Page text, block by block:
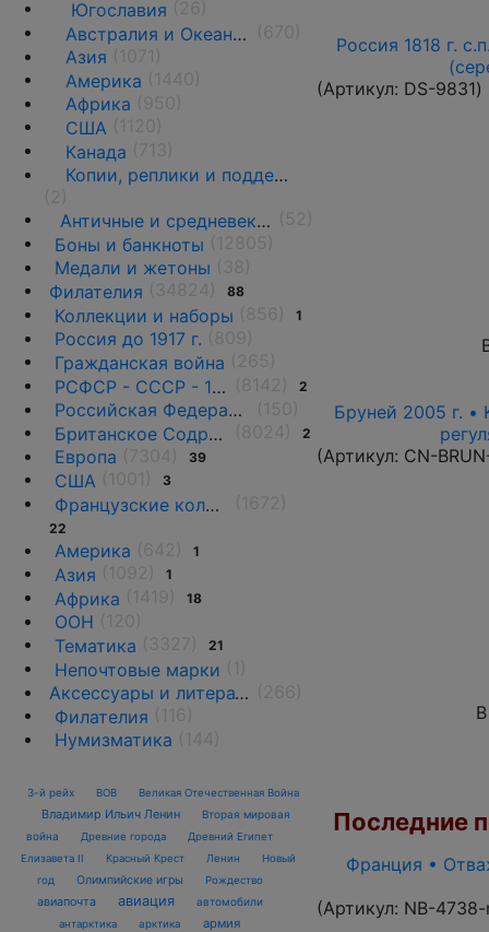
Югославия
Австралия и Океания
Азия
Америка
Африка
США
Канада
Копии, реплики и подделки
Античные и средневековые государства
Боны и банкноты
Медали и жетоны
Филателия
88
Коллекции и наборы 1
Россия до 1917 г.
Гражданская война
РСФСР - СССР - 1918 - 1991
2
Российская Федерация(1992 г.-н.д.)
Британское Содружество
2
Европа 39
США 3
Французские колонии и территории
22
Америка 1
Азия 1
Африка 18
ООН
Тематика
21
Непочтовые марки
Аксессуары и литература
Филателия
Нумизматика
3-й рейх ВОВ Великая Отечественная Война
Владимир Ильич Ленин
Вторая мировая
война
Древние города
Древний Египет
Елизавета II
Красный Крест Ленин
Новый
год
Олимпийские игры Рождество
авиапочта авиация автомобили
антарктика арктика армия
Россия 1818 г.
(Артикул: DS-9831)
Бруней 2005 г. •
(Артикул: CN-
Последние
Франция •
(Артикул: NB-4738-